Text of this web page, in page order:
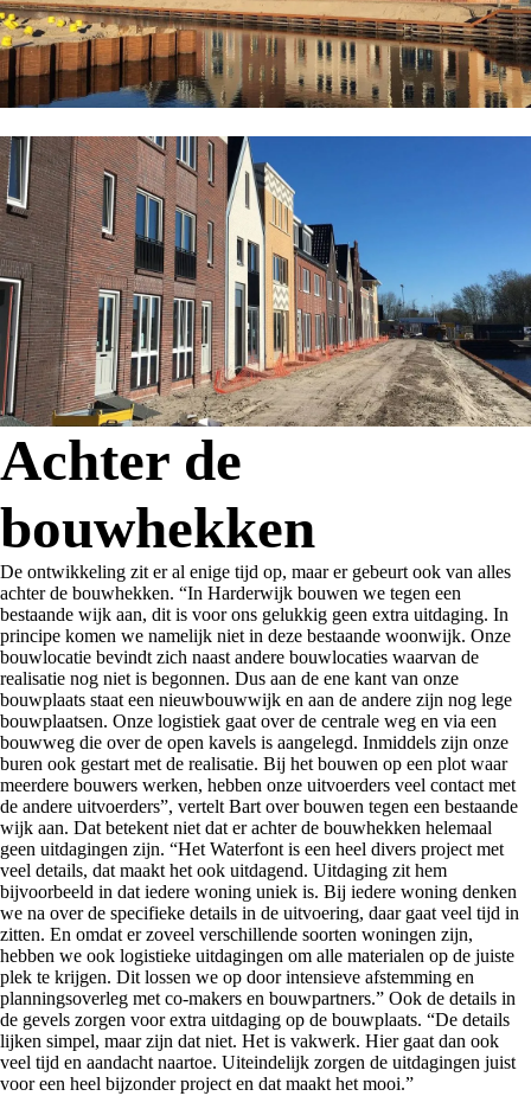
Achter de
bouwhekken
De ontwikkeling zit er al enige tijd op, maar er gebeurt ook van alles
achter de bouwhekken. “In Harderwijk bouwen we tegen een
bestaande wijk aan, dit is voor ons gelukkig geen extra uitdaging. In
principe komen we namelijk niet in deze bestaande woonwijk. Onze
bouwlocatie bevindt zich naast andere bouwlocaties waarvan de
realisatie nog niet is begonnen. Dus aan de ene kant van onze
bouwplaats staat een nieuwbouwwijk en aan de andere zijn nog lege
bouwplaatsen. Onze logistiek gaat over de centrale weg en via een
bouwweg die over de open kavels is aangelegd. Inmiddels zijn onze
buren ook gestart met de realisatie. Bij het bouwen op een plot waar
meerdere bouwers werken, hebben onze uitvoerders veel contact met
de andere uitvoerders”, vertelt Bart over bouwen tegen een bestaande
wijk aan. Dat betekent niet dat er achter de bouwhekken helemaal
geen uitdagingen zijn. “Het Waterfont is een heel divers project met
veel details, dat maakt het ook uitdagend. Uitdaging zit hem
bijvoorbeeld in dat iedere woning uniek is. Bij iedere woning denken
we na over de specifieke details in de uitvoering, daar gaat veel tijd in
zitten. En omdat er zoveel verschillende soorten woningen zijn,
hebben we ook logistieke uitdagingen om alle materialen op de juiste
plek te krijgen. Dit lossen we op door intensieve afstemming en
planningsoverleg met co-makers en bouwpartners.” Ook de details in
de gevels zorgen voor extra uitdaging op de bouwplaats. “De details
lijken simpel, maar zijn dat niet. Het is vakwerk. Hier gaat dan ook
veel tijd en aandacht naartoe. Uiteindelijk zorgen de uitdagingen juist
voor een heel bijzonder project en dat maakt het mooi.”